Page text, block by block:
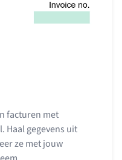
facturen met
Haal gegevens uit
ze met jouw